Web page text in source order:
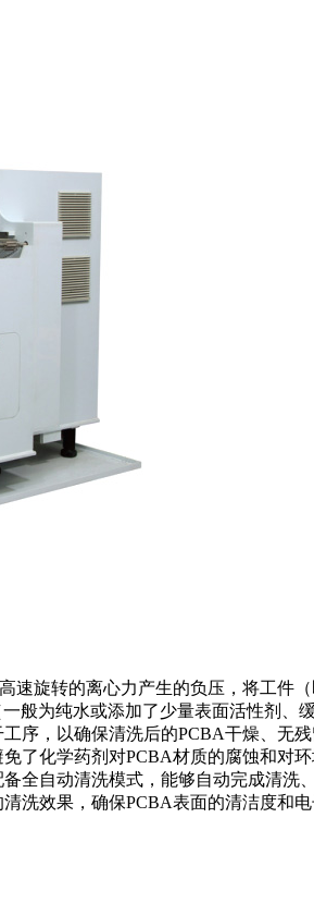
速旋转的离心力产生的负压，将工件
般为纯水或添加了少量表面活性剂
序，以确保清洗后的PCBA干燥、无
了化学药剂对PCBA材质的腐蚀和对
全自动清洗模式，能够自动完成清
洗效果，确保PCBA表面的清洁度和电